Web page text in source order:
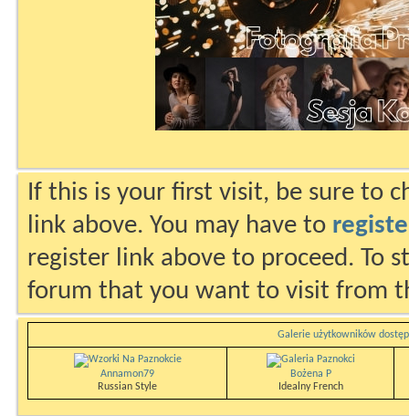
If this is your first visit, be sure to
link above. You may have to
register link above to proceed. To
forum that you want to visit from
Galerie użytkowników
Annamon79
Russian Style
Bożena P
Idealny French